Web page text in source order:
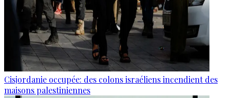
Cisjordanie occupée: des colons israéliens incendient des
maisons palestiniennes